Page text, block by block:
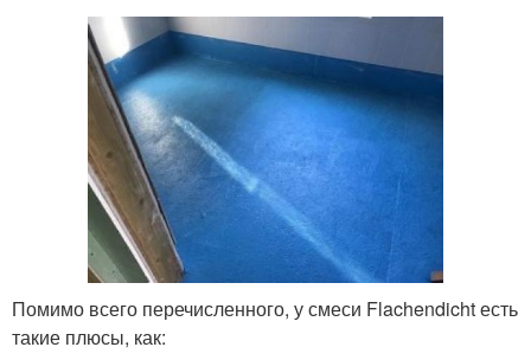
Помимо всего перечисленного, у смеси Flachendicht есть
такие плюсы, как: